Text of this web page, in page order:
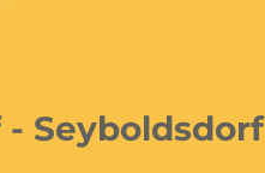
Seyboldsdorf